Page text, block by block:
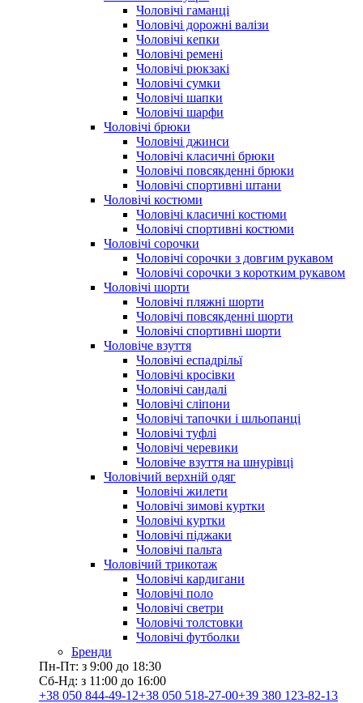
Чоловічі гаманці
Чоловічі дорожні валізи
Чоловічі кепки
Чоловічі ремені
Чоловічі рюкзакі
Чоловічі сумки
Чоловічі шапки
Чоловічі шарфи
Чоловічі брюки
Чоловічі джинси
Чоловічі класичні брюки
Чоловічі повсякденні брюки
Чоловічі спортивні штани
Чоловічі костюми
Чоловічі класичні костюми
Чоловічі спортивні костюми
Чоловічі сорочки
Чоловічі сорочки з довгим рукавом
Чоловічі сорочки з коротким рукавом
Чоловічі шорти
Чоловічі пляжні шорти
Чоловічі повсякденні шорти
Чоловічі спортивні шорти
Чоловіче взуття
Чоловічі еспадрільї
Чоловічі кросівки
Чоловічі сандалі
Чоловічі сліпони
Чоловічі тапочки і шльопанці
Чоловічі туфлі
Чоловічі черевики
Чоловіче взуття на шнурівці
Чоловічий верхній одяг
Чоловічі жилети
Чоловічі зимові куртки
Чоловічі куртки
Чоловічі піджаки
Чоловічі пальта
Чоловічий трикотаж
Чоловічі кардигани
Чоловічі поло
Чоловічі светри
Чоловічі толстовки
Чоловічі футболки
Бренди
Пн-Пт: з 9:00 до 18:30
Сб-Нд: з 11:00 до 16:00
+38 050 844-49-12+38 050 518-27-00+39 380 123-82-13